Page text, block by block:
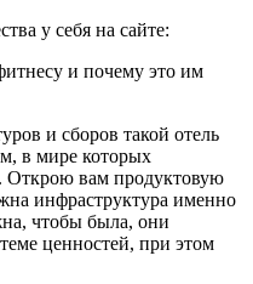
у себя на сайте:
и сборов такой отель
в мире которых
Открою вам продуктовую
инфраструктура именно
чтобы была, они
ценностей, при этом